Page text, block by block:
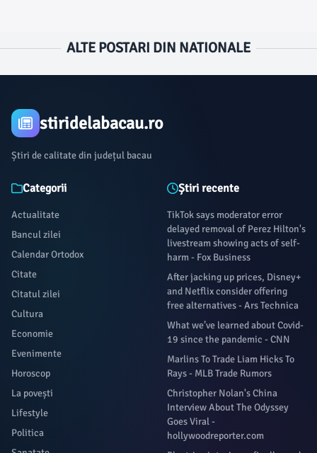
ALTE POSTARI DIN NATIONALE
stiridelabacau.ro
Știri de calitate din județul bacau
Categorii
Actualitate
Bancul zilei
Calendar Ortodox
Citate
Citatul zilei
Cultura
Economie
Evenimente
Horoscop
La povești
Lifestyle
Politica
Știri recente
TikTok says moderator error
delayed removal of Perez Hilton's
livestream showing acts of self-
harm - Fox Business
After jacking up prices, Disney+
and Netflix consider offering
free alternatives - Ars Technica
What we’ve learned about Covid-
19 since the pandemic - CNN
Marlins To Trade Liam Hicks To
Rays - MLB Trade Rumors
Christopher Nolan's China
Interview About The Odyssey
Goes Viral -
hollywoodreporter.com